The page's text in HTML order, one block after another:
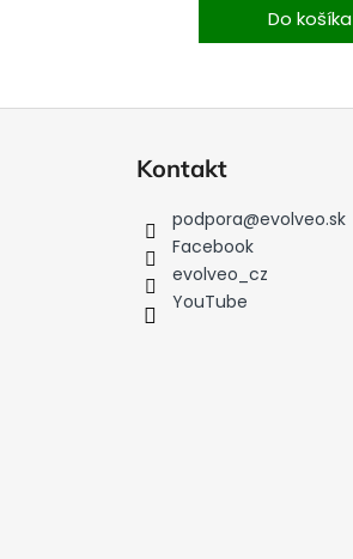
Do košíka
Kontakt
podpora@evolveo.sk
Facebook
evolveo_cz
YouTube